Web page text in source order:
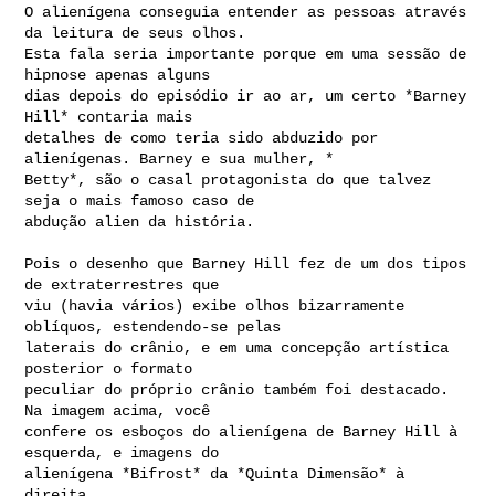
O alienígena conseguia entender as pessoas através
da leitura de seus olhos.
Esta fala seria importante porque em uma sessão de
hipnose apenas alguns
dias depois do episódio ir ao ar, um certo *Barney
Hill* contaria mais
detalhes de como teria sido abduzido por
alienígenas. Barney e sua mulher, *
Betty*, são o casal protagonista do que talvez
seja o mais famoso caso de
abdução alien da história.
Pois o desenho que Barney Hill fez de um dos tipos
de extraterrestres que
viu (havia vários) exibe olhos bizarramente
oblíquos, estendendo-se pelas
laterais do crânio, e em uma concepção artística
posterior o formato
peculiar do próprio crânio também foi destacado.
Na imagem acima, você
confere os esboços do alienígena de Barney Hill à
esquerda, e imagens do
alienígena *Bifrost* da *Quinta Dimensão* à